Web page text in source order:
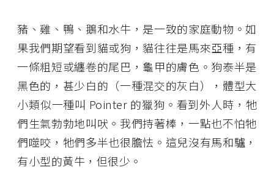
豬、雞、鴨、鵝和水牛，是一致的家庭動物。如
果我們期望看到貓或狗，貓往往是馬來亞種，有
一條粗短或纏卷的尾巴，龜甲的膚色。狗泰半是
黑色的，甚少白的（一種混交的灰白），體型大
小類似一種叫 Pointer 的獵狗。看到外人時，牠
們生氣勃勃地叫吠。我們持著棒，一點也不怕牠
們噬咬，牠們多半也很膽怯。這兒沒有馬和驢，
有小型的黃牛，但很少。